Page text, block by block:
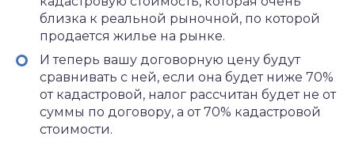
близка к реальной рыночной, по которой
продается жилье на рынке.
И теперь вашу договорную цену будут
сравнивать с ней, если она будет ниже 70%
от кадастровой, налог рассчитан будет не от
суммы по договору, а от 70% кадастровой
стоимости.